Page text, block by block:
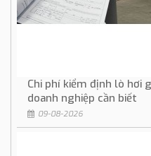
Chi phí kiểm định lò hơi
doanh nghiệp cần biết
09-08-2026